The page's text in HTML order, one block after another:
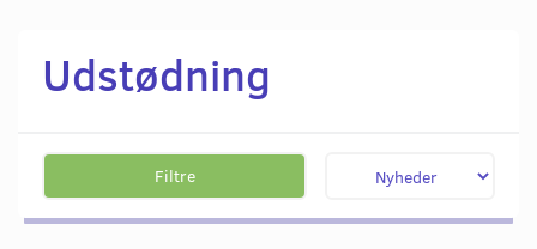
Udstødning
Filtre